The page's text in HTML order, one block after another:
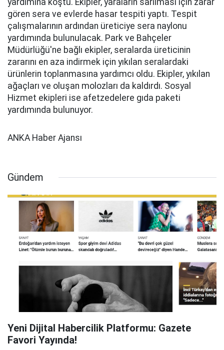
yardımına koştu. Ekipler, yaraların sarılması için zarar
gören sera ve evlerde hasar tespiti yaptı. Tespit
çalışmalarının ardından üreticiye sera naylonu
yardımında bulunulacak. Park ve Bahçeler
Müdürlüğü'ne bağlı ekipler, seralarda üreticinin
zararını en aza indirmek için yıkılan seralardaki
ürünlerin toplanmasına yardımcı oldu. Ekipler, yıkılan
ağaçları ve oluşan molozları da kaldırdı. Sosyal
Hizmet ekipleri ise afetzedelere gıda paketi
yardımında bulunuyor.
ANKA Haber Ajansı
Gündem
Yeni Dijital Habercilik Platformu: Gazete
Favori Yayında!